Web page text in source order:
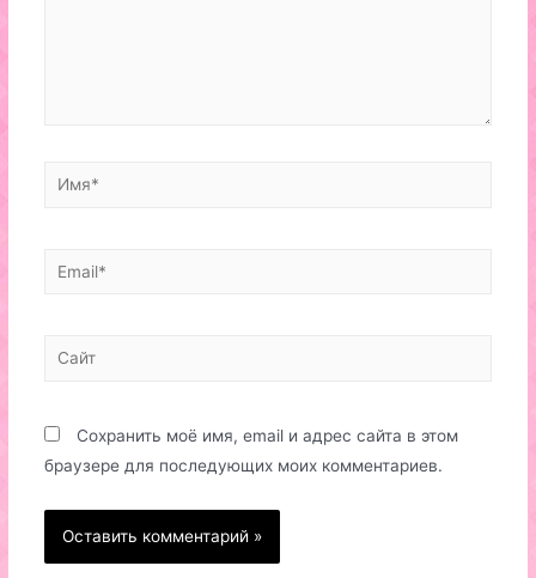
Имя*
Email*
Сайт
Сохранить моё имя, email и адрес сайта в этом
браузере для последующих моих комментариев.